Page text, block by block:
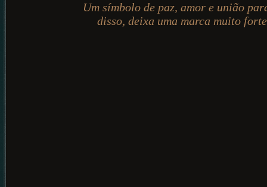
Um símbolo de paz, amor e união
disso, deixa uma marca muito